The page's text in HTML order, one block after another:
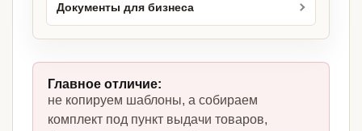
Документы для бизнеса
Главное отличие:
не копируем шаблоны, а собираем
комплект под пункт выдачи товаров,